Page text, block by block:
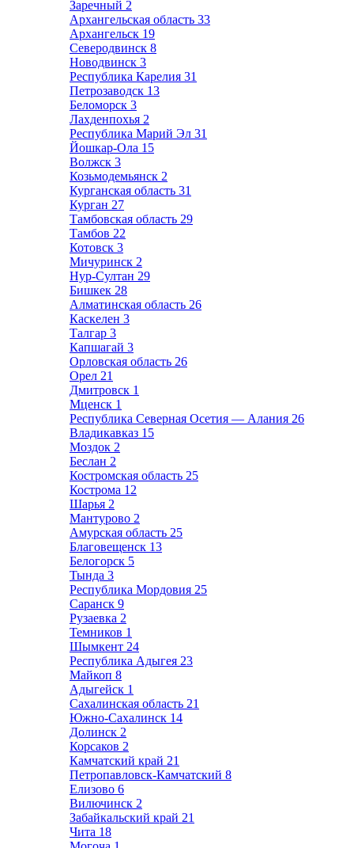
Заречный 2
Архангельская область 33
Архангельск 19
Северодвинск 8
Новодвинск 3
Республика Карелия 31
Петрозаводск 13
Беломорск 3
Лахденпохья 2
Республика Марий Эл 31
Йошкар-Ола 15
Волжск 3
Козьмодемьянск 2
Курганская область 31
Курган 27
Тамбовская область 29
Тамбов 22
Котовск 3
Мичуринск 2
Нур-Султан 29
Бишкек 28
Алматинская область 26
Каскелен 3
Талгар 3
Капшагай 3
Орловская область 26
Орел 21
Дмитровск 1
Мценск 1
Республика Северная Осетия — Алания 26
Владикавказ 15
Моздок 2
Беслан 2
Костромская область 25
Кострома 12
Шарья 2
Мантурово 2
Амурская область 25
Благовещенск 13
Белогорск 5
Тында 3
Республика Мордовия 25
Саранск 9
Рузаевка 2
Темников 1
Шымкент 24
Республика Адыгея 23
Майкоп 8
Адыгейск 1
Сахалинская область 21
Южно-Сахалинск 14
Долинск 2
Корсаков 2
Камчатский край 21
Петропавловск-Камчатский 8
Елизово 6
Вилючинск 2
Забайкальский край 21
Чита 18